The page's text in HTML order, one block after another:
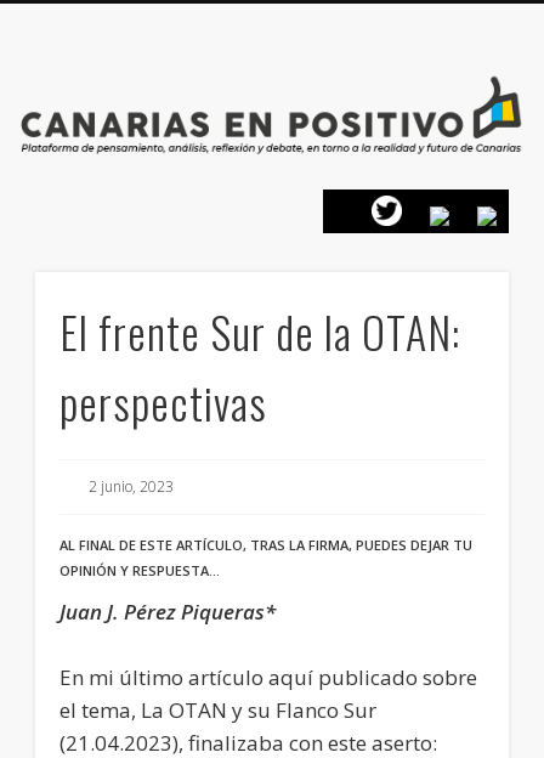
El frente Sur de la OTAN:
perspectivas
2 junio, 2023
AL FINAL DE ESTE ARTÍCULO, TRAS LA FIRMA, PUEDES DEJAR TU
OPINIÓN Y RESPUESTA…
Juan J. Pérez Piqueras*
En mi último artículo aquí publicado sobre
el tema, La OTAN y su Flanco Sur
(21.04.2023), finalizaba con este aserto: